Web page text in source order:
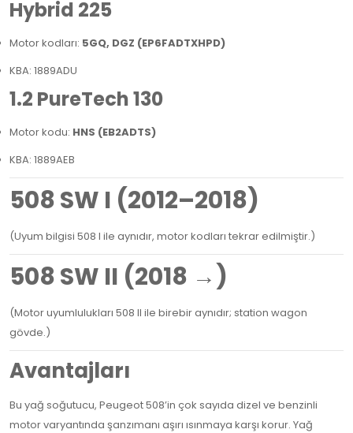
Hybrid 225
Motor kodları: 5GQ, DGZ (EP6FADTXHPD)
KBA: 1889ADU
1.2 PureTech 130
Motor kodu: HNS (EB2ADTS)
KBA: 1889AEB
508 SW I (2012–2018)
(Uyum bilgisi 508 I ile aynıdır, motor kodları tekrar edilmiştir.)
508 SW II (2018 →)
(Motor uyumlulukları 508 II ile birebir aynıdır; station wagon
gövde.)
Avantajları
Bu yağ soğutucu, Peugeot 508’in çok sayıda dizel ve benzinli
motor varyantında şanzımanı aşırı ısınmaya karşı korur. Yağ